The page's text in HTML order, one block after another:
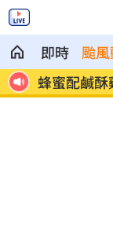
即時 颱
板
獨／鬼門
看